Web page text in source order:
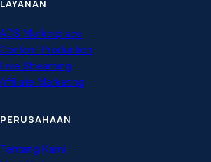
LAYANAN
ADS Marketplace
Content Production
Live Streaming
Affiliate Marketing
PERUSAHAAN
Tentang Kami